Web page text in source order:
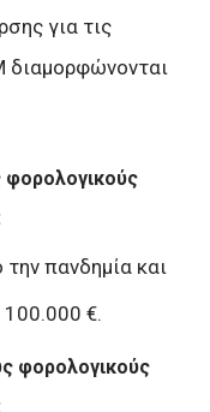
για τις
διαμορφώνονται
φορολογικούς
πανδημία και
€.
φορολογικούς